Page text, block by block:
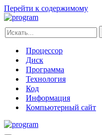
Перейти к содержимому
Искать...
Процессор
Диск
Программа
Технология
Код
Информация
Компьютерный сайт